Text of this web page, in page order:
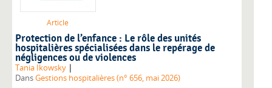
Article
Protection de l’enfance : Le rôle des unités
hospitalières spécialisées dans le repérage de
négligences ou de violences
Tania Ikowsky |
DansGestions hospitalières (n° 656, mai 2026)